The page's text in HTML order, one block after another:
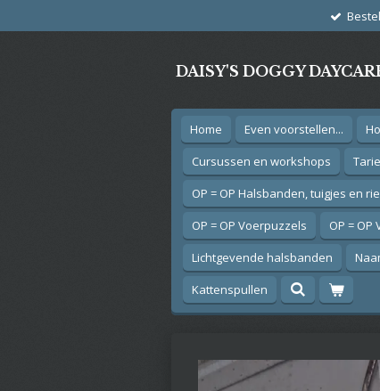
DAISY'S DOGGY
Home Even voorstellen...
Cursussen en workshops
OP = OP Halsbanden, tuigjes en
OP = OP Voerpuzzels
OP =
Lichtgevende halsbanden
Kattenspullen